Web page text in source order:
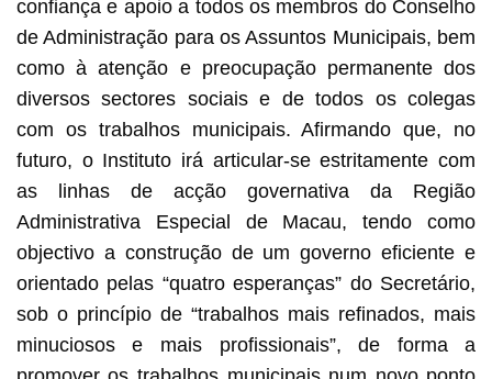
confiança e apoio a todos os membros do Conselho
de Administração para os Assuntos Municipais, bem
como à atenção e preocupação permanente dos
diversos sectores sociais e de todos os colegas
com os trabalhos municipais. Afirmando que, no
futuro, o Instituto irá articular-se estritamente com
as linhas de acção governativa da Região
Administrativa Especial de Macau, tendo como
objectivo a construção de um governo eficiente e
orientado pelas “quatro esperanças” do Secretário,
sob o princípio de “trabalhos mais refinados, mais
minuciosos e mais profissionais”, de forma a